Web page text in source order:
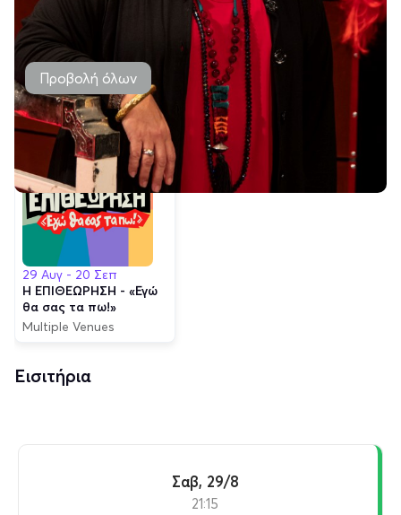
Προβολή όλων
Εκδηλώσεις
29 Αυγ - 20 Σεπ
Η ΕΠΙΘΕΩΡΗΣΗ - «Εγώ
θα σας τα πω!»
Multiple Venues
Εισιτήρια
Σαβ, 29/8
21:15